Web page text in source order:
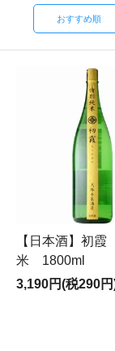
おすすめ順
【日本酒】初
米 1800ml
3,190円(税290